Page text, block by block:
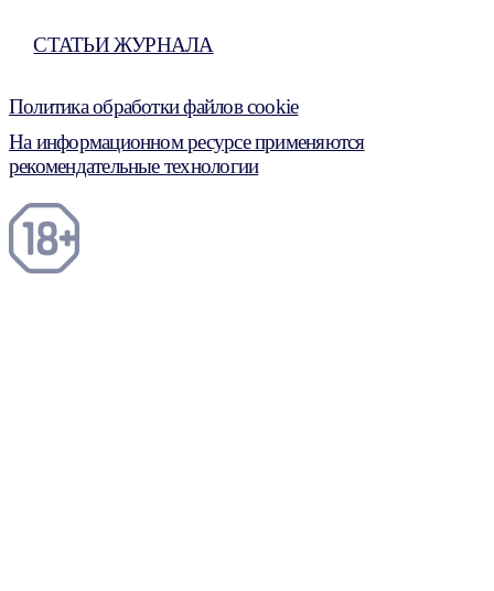
СТАТЬИ ЖУРНАЛА
Политика обработки файлов cookie
На информационном ресурсе применяются
рекомендательные технологии